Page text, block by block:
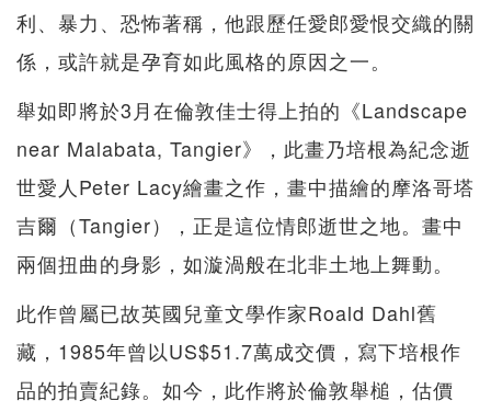
利、暴力、恐怖著稱，他跟歷任愛郎愛恨交織的關
係，或許就是孕育如此風格的原因之一。
舉如即將於3月在倫敦佳士得上拍的《Landscape
near Malabata, Tangier》，此畫乃培根為紀念逝
世愛人Peter Lacy繪畫之作，畫中描繪的摩洛哥塔
吉爾（Tangier），正是這位情郎逝世之地。畫中
兩個扭曲的身影，如漩渦般在北非土地上舞動。
此作曾屬已故英國兒童文學作家Roald Dahl舊
藏，1985年曾以US$51.7萬成交價，寫下培根作
品的拍賣紀錄。如今，此作將於倫敦舉槌，估價